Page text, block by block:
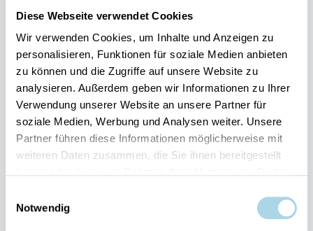
Diese Webseite verwendet Cookies
Wir verwenden Cookies, um Inhalte und Anzeigen zu
personalisieren, Funktionen für soziale Medien anbieten
zu können und die Zugriffe auf unsere Website zu
analysieren. Außerdem geben wir Informationen zu Ihrer
Verwendung unserer Website an unsere Partner für
soziale Medien, Werbung und Analysen weiter. Unsere
Partner führen diese Informationen möglicherweise mit
weiteren Daten zusammen, die Sie ihnen bereitgestellt
Notwendig
4.6
Herausragend
28 Bewertungen
Entdecken
Next